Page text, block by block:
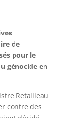
de
pour le
génocide en
Retailleau
contre des